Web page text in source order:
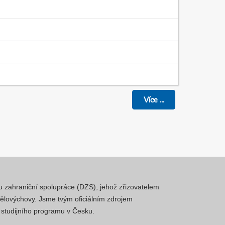
Více...
zahraniční spolupráce (DZS), jehož zřizovatelem
Jsme tvým oficiálním zdrojem
programu v Česku.